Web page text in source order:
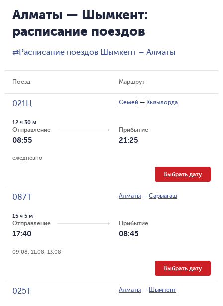
Алматы — Шымкент:
расписание поездов
⇄Расписание поездов Шымкент – Алматы
Поезд Маршрут
021Ц Семей — Кызылорда
Отправление
08:55
12 ч 30 м
Прибытие
21:25
ежедневно
Выбрать дату
087Т Алматы — Сарыагаш
Отправление
17:40
15 ч 5 м
Прибытие
08:45
09.08, 11.08, 13.08
Выбрать дату
025Т Алматы — Шымкент